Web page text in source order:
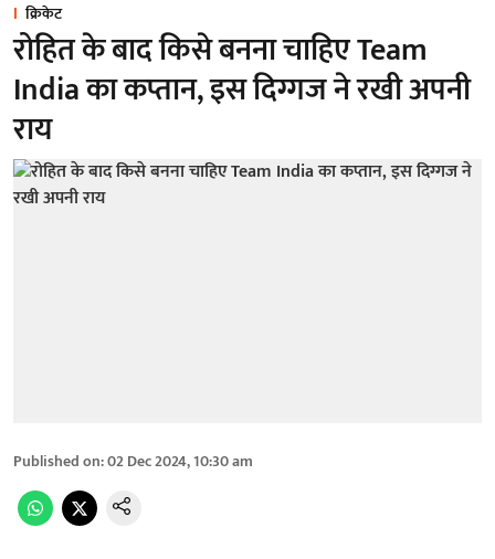
क्रिकेट
रोहित के बाद किसे बनना चाहिए Team
India का कप्तान, इस दिग्गज ने रखी अपनी
राय
Published on:02 Dec 2024, 10:30 am